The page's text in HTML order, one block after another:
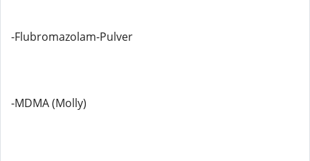
-Flubromazolam-Pulver
-MDMA (Molly)